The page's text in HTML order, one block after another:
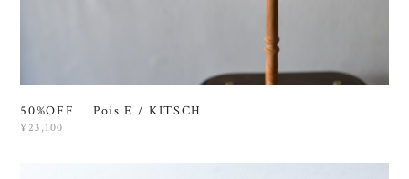
50%OFF Pois E / KITSCH
¥23,100